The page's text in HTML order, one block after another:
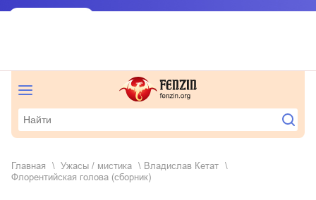
Главная ужасы / мистика
Владислав Кетат
Флорентийская голова (сборник)